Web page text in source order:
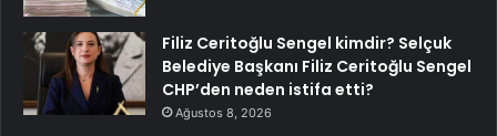
Filiz Ceritoğlu Sengel kimdir? Selçuk
Belediye Başkanı Filiz Ceritoğlu Sengel
CHP’den neden istifa etti?
Ağustos 8, 2026